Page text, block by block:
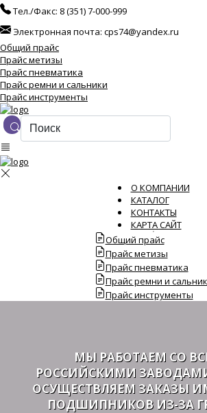
Тел./Факс: 8 (351) 7-000-999
Электронная почта: cps74@yandex.ru
Общий прайс
Прайс метизы
Прайс пневматика
Прайс ремни и сальники
Прайс инструменты
О КОМПАНИИ
КАТАЛОГ
КОНТАКТЫ
КАРТА САЙТ
Общий прайс
Прайс метизы
Прайс пневматика
Прайс ремни и
Прайс инструменты
МЫ РАБОТАЕМ СО
РОССИЙСКИМИ
ОСУЩЕСТВЛЯЕМ ЗАКАЗЫ
ПОДШИПНИКОВ ИЗ-ЗА